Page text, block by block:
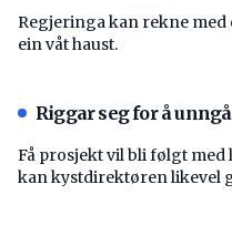
Regjeringa kan rekne
ein våt haust.
Riggar seg for å
Få prosjekt vil bli følgt
kan kystdirektøren likevel